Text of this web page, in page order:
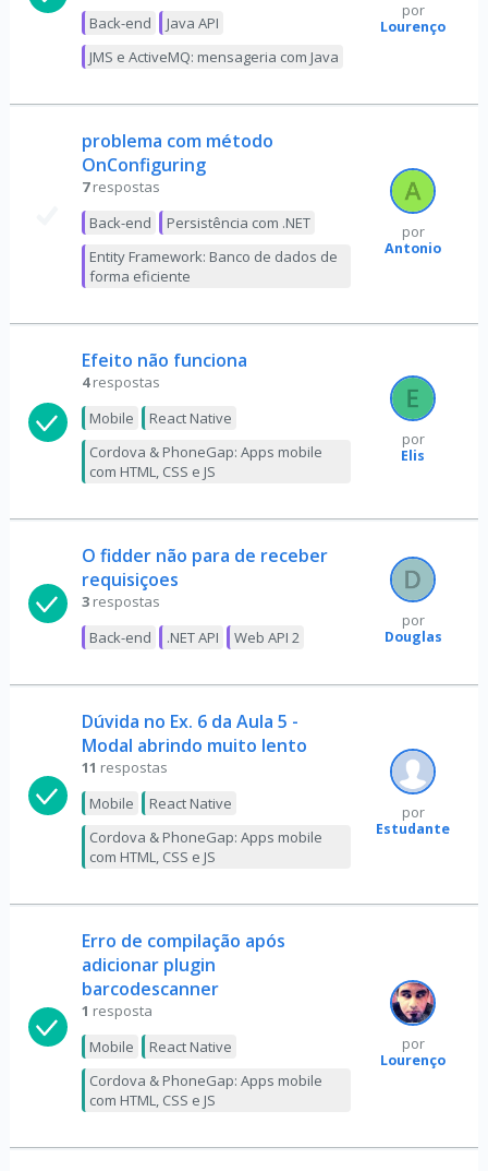
Back-end
Java API
JMS e ActiveMQ: mensageria com Java
por
Lourenço
problema com método
OnConfiguring
7 respostas
Back-end
Persistência com .NET
Entity Framework: Banco de dados de
forma eficiente
por
Antonio
Efeito não funciona
4 respostas
Mobile
React Native
Cordova & PhoneGap: Apps mobile
com HTML, CSS e JS
por
Elis
O fidder não para de receber
requisiçoes
3 respostas
Back-end
.NET API Web API 2
por
Douglas
Dúvida no Ex. 6 da Aula 5 -
Modal abrindo muito lento
11 respostas
Mobile
React Native
Cordova & PhoneGap: Apps mobile
com HTML, CSS e JS
por
Estudante
Erro de compilação após
adicionar plugin
barcodescanner
1 resposta
Mobile
React Native
Cordova & PhoneGap: Apps mobile
com HTML, CSS e JS
por
Lourenço